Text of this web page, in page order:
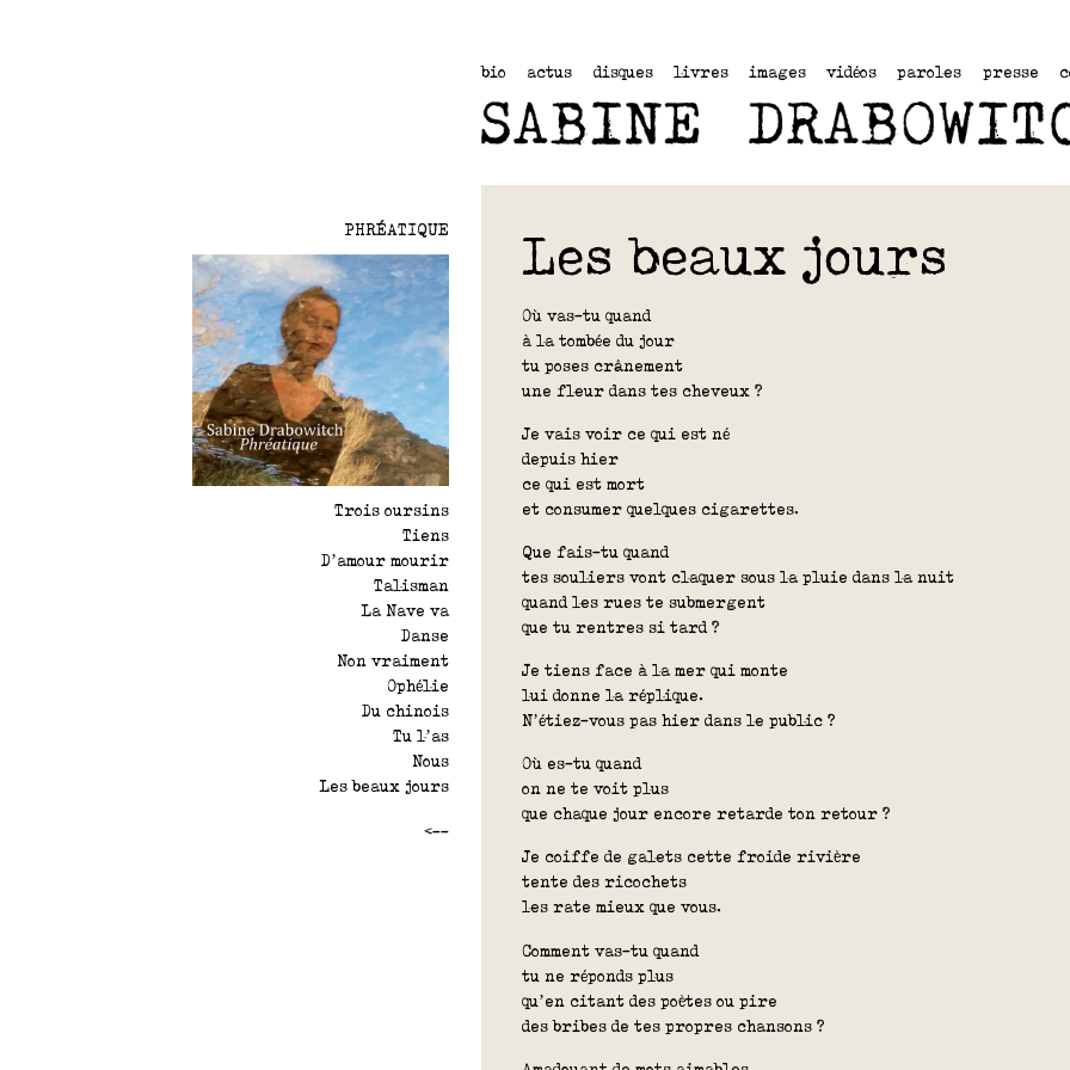
bio actus disques livres images vidéos paroles presse
PHRÉATIQUE
Trois oursins
Tiens
D’amour mourir
Talisman
La Nave va
Danse
Non vraiment
Ophélie
Du chinois
Tu l’as
Nous
Les beaux jours
<--
Les beaux jours
Où vas-tu quand
à la tombée du jour
tu poses crânement
une fleur dans tes cheveux ?
Je vais voir ce qui est né
depuis hier
ce qui est mort
et consumer quelques cigarettes.
Que fais-tu quand
tes souliers vont claquer sous la pluie dans la nuit
quand les rues te submergent
que tu rentres si tard ?
Je tiens face à la mer qui monte
lui donne la réplique.
N’étiez-vous pas hier dans le public ?
Où es-tu quand
on ne te voit plus
que chaque jour encore retarde ton retour ?
Je coiffe de galets cette froide rivière
tente des ricochets
les rate mieux que vous.
Comment vas-tu quand
tu ne réponds plus
qu’en citant des poètes ou pire
des bribes de tes propres chansons ?